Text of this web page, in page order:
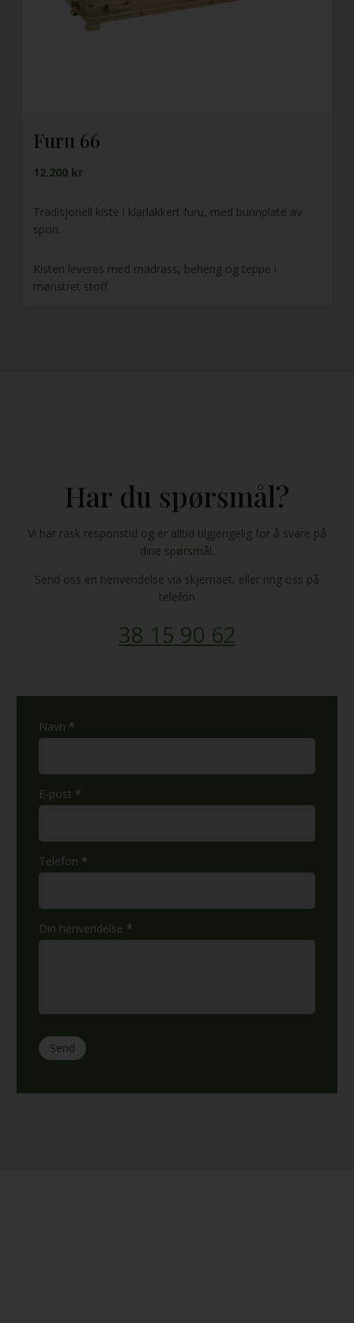
Furu 66
12.200 kr
Tradisjonell kiste i klarlakkert furu, med bunnplate av
spon.
Kisten leveres med madrass, beheng og teppe i
mønstret stoff.
Har du spørsmål?
​Vi har rask responstid og er alltid ​tilgjengelig for å svare på
dine spørsmål.
Send oss en henvendelse via skjemaet, eller ring oss på
telefon
38 15 90 62
kontaktskjema
Navn *
E-post *
Telefon *
Din henvendelse *
Send